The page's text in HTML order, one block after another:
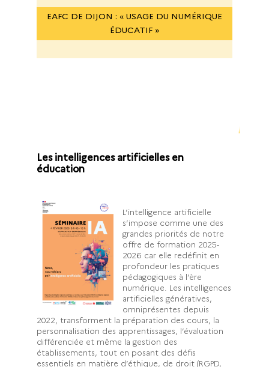
EAFC DE DIJON : « USAGE DU NUMÉRIQUE
ÉDUCATIF »
Les intelligences artificielles en
éducation
L’intelligence artificielle
s’impose comme une des
grandes priorités de notre
offre de formation 2025-
2026 car elle redéfinit en
profondeur les pratiques
pédagogiques à l’ère
numérique. Les intelligences
artificielles génératives,
omniprésentes depuis
2022, transforment la préparation des cours, la
personnalisation des apprentissages, l’évaluation
différenciée et même la gestion des
établissements, tout en posant des défis
essentiels en matière d’éthique, de droit (RGPD,